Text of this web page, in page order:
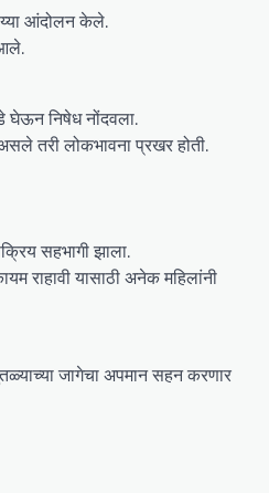
आंदोलन केले.
घेऊन निषेध नोंदवला.
तरी लोकभावना प्रखर होती.
सहभागी झाला.
राहावी यासाठी अनेक महिलांनी
जागेचा अपमान सहन करणार